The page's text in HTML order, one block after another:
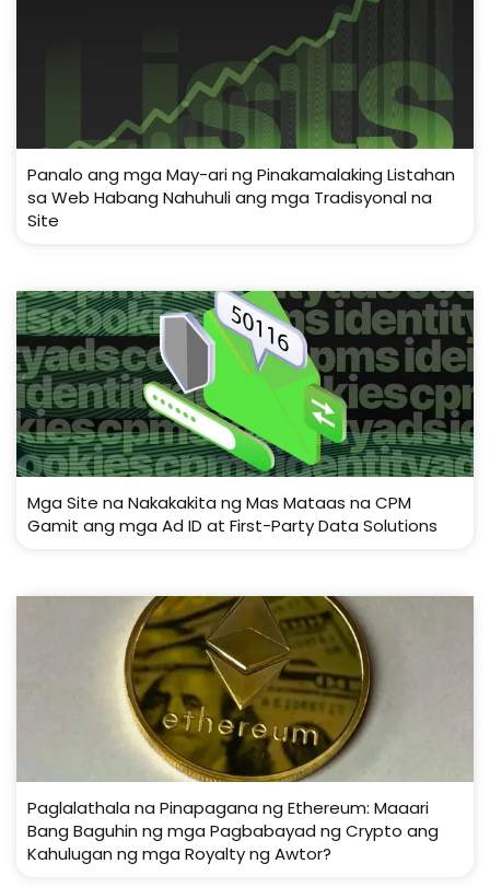
Panalo ang mga May-ari ng Pinakamalaking Listahan
sa Web Habang Nahuhuli ang mga Tradisyonal na
Site
Mga Site na Nakakakita ng Mas Mataas na CPM
Gamit ang mga Ad ID at First-Party Data Solutions
Paglalathala na Pinapagana ng Ethereum: Maaari
Bang Baguhin ng mga Pagbabayad ng Crypto ang
Kahulugan ng mga Royalty ng Awtor?